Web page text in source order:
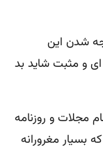
شدن این
ای و مثبت شاید بد
مجلات و روزنامه
بسیار مغرورانه